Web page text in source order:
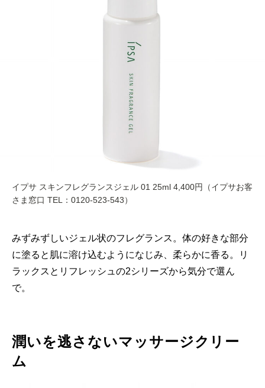
イプサ スキンフレグランスジェル 01 25ml 4,400円（イプサお客
さま窓口 TEL：0120-523-543）
みずみずしいジェル状のフレグランス。体の好きな部分
に塗ると肌に溶け込むようになじみ、柔らかに香る。リ
ラックスとリフレッシュの2シリーズから気分で選ん
で。
潤いを逃さないマッサージクリー
ム